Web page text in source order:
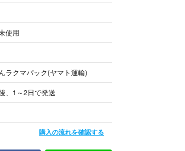
の光が反射しなくなり、アイドルな
ます。防水加工＋補強もされるの
用できます。補強が心配な場合は厚
無しの画●販売でしたらすぐ送る
ります。』naho_name_
ご覧ください。
使用
ラクマパック(ヤマト運輸)
、1～2日で発送
購入の流れを確認する